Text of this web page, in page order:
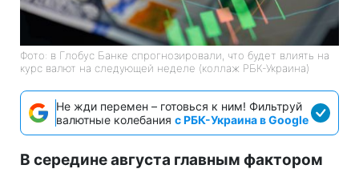
Фото: в Глобус Банке спрогнозировали, что будет влиять на
курс валют на следующей неделе (коллаж РБК-Украина)
Не жди перемен – готовься к ним! Фильтруй
валютные колебания с РБК-Украина в Google
В середине августа главным фактором